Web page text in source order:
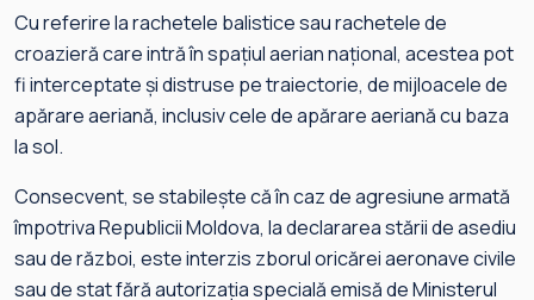
Cu referire la rachetele balistice sau rachetele de
croazieră care intră în spațiul aerian național, acestea pot
fi interceptate și distruse pe traiectorie, de mijloacele de
apărare aeriană, inclusiv cele de apărare aeriană cu baza
la sol.
Consecvent, se stabilește că în caz de agresiune armată
împotriva Republicii Moldova, la declararea stării de asediu
sau de război, este interzis zborul oricărei aeronave civile
sau de stat fără autorizația specială emisă de Ministerul